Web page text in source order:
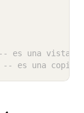
es una vista
es una copia